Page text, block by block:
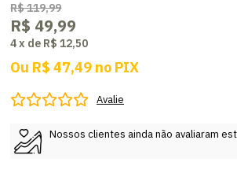
R$ 119,99
R$ 49,99
4x de R$ 12,50
Ou R$ 47,49 no PIX
Avalie
Nossos clientes ainda não avaliaram